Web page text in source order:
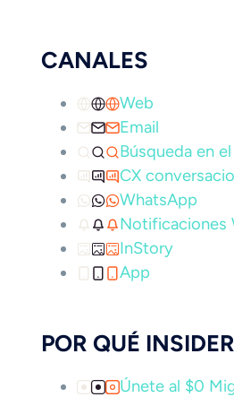
CANALES
Web
Email
Búsqueda en
CX
WhatsApp
Notificaciones
InStory
App
POR QUÉ
Únete al $0